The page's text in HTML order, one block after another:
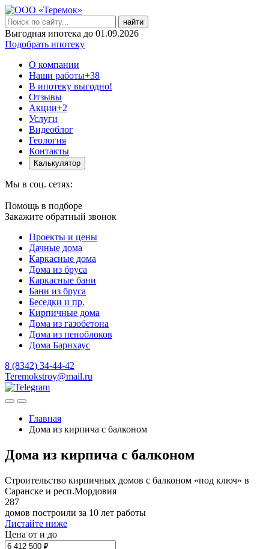
найти
Выгодная ипотека до 01.09.2026
Подобрать ипотеку
О компании
Наши работы+38
В ипотеку выгодно!
Отзывы
Акции+2
Услуги
Видеоблог
Геология
Контакты
Калькулятор
Мы в соц. сетях:
Помощь в подборе
Закажите обратный звонок
Проекты и цены
Дачные дома
Каркасные дома
Дома из бруса
Каркасные бани
Бани из бруса
Беседки и пр.
Кирпичные дома
Дома из газобетона
Дома из пеноблоков
Дома Барнхаус
8 (8342) 34-44-42
Teremokstroy@mail.ru
Главная
Дома из кирпича с балконом
Дома из кирпича с балконом
Строительство кирпичных домов с балконом «под ключ» в
Саранске и респ.Мордовия
287
домов построили за 10 лет работы
Листайте ниже
Цена от и до